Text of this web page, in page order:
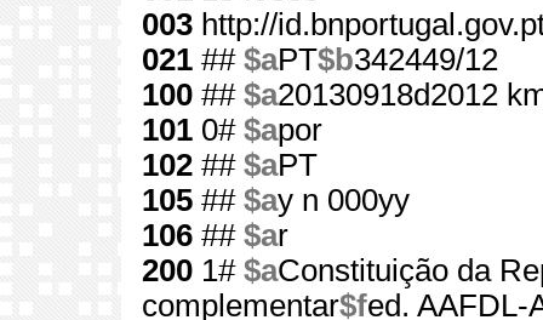
003 http://
021 ## $aPT$b342449/12
100 ## $a20130918d2012
101 0# $apor
102 ## $aPT
105 ## $ay n 000yy
106 ## $ar
200 1# $aConstituição da
complementar$fed. AAFDL-